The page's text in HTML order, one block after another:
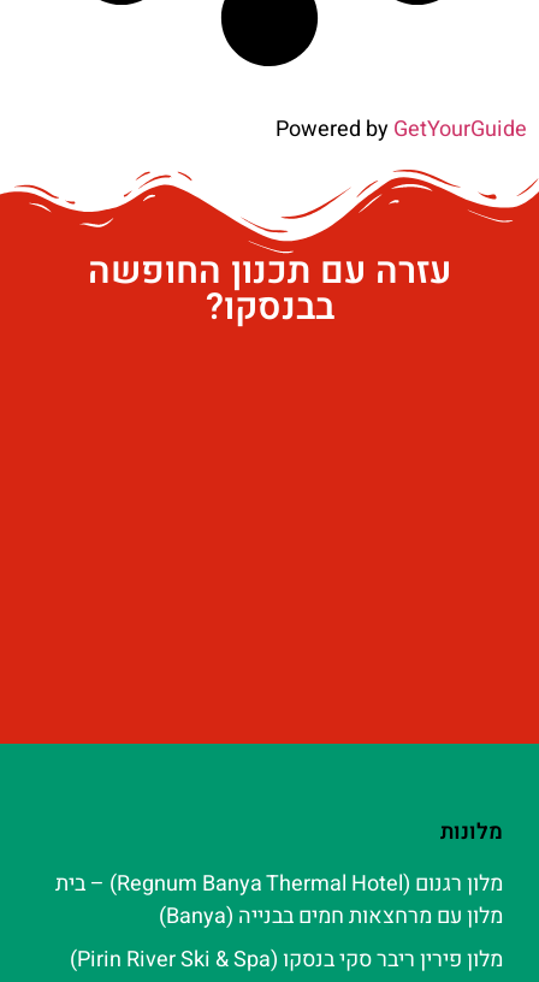
Powered byGetYourGuide
עזרה עם תכנון החופשה
בבנסקו?
מלונות
מלון רגנום (Regnum Banya Thermal Hotel) – בית
מלון עם מרחצאות חמים בבנייה (Banya)
מלון פירין ריבר סקי בנסקו (Pirin River Ski & Spa‬)